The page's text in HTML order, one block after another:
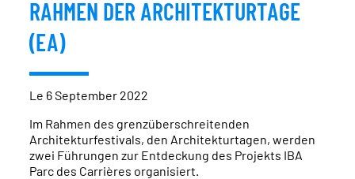
RAHMEN DER ARCHITEKTURTAGE
(EA)
Le 6 September 2022
Im Rahmen des grenzüberschreitenden
Architekturfestivals, den Architekturtagen, werden
zwei Führungen zur Entdeckung des Projekts IBA
Parc des Carrières organisiert.